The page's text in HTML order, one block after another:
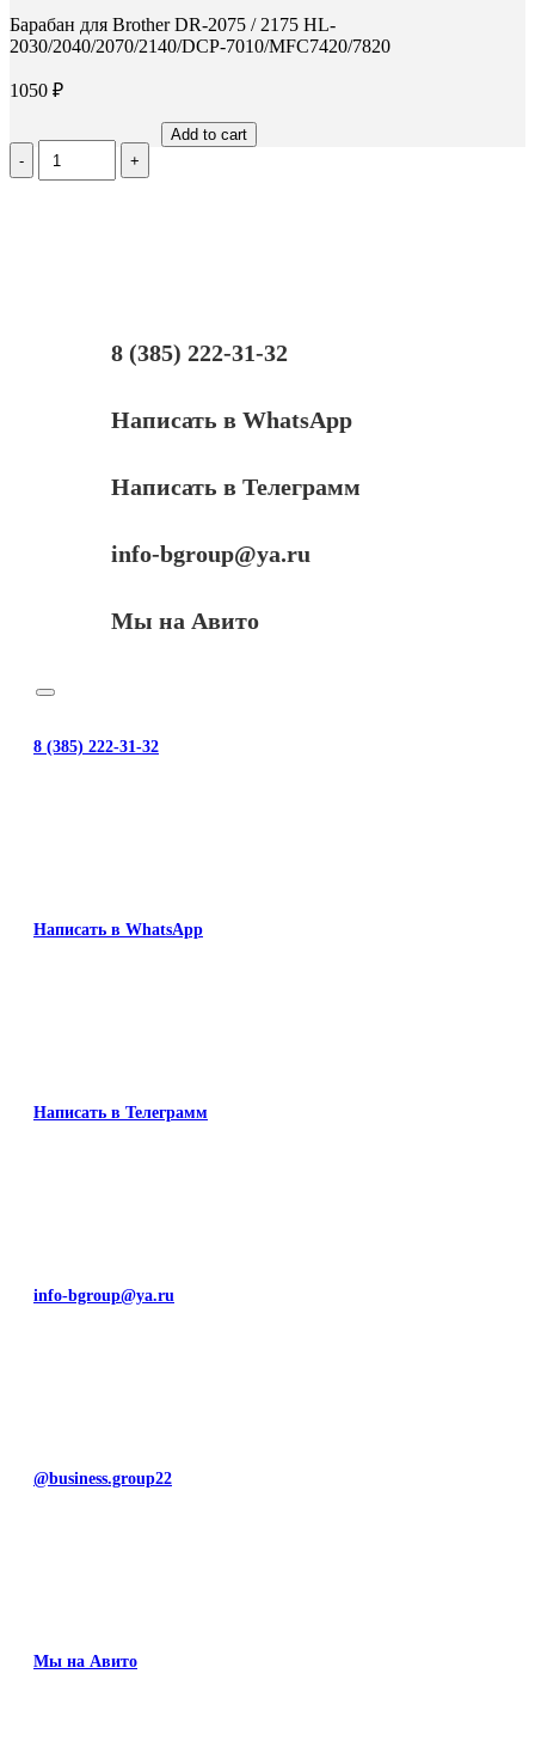
Барабан для Brother DR-2075 / 2175 HL-
2030/2040/2070/2140/DCP-7010/MFC7420/7820
1050 ₽
Количество
Барабан
2030/2040/2070/2140/DCP-
7010/MFC7420/7820
Add to cart
8 (385) 222-31-32
Написать в WhatsApp
Написать в Телеграмм
info-bgroup@ya.ru
Мы на Авито
8 (385) 222-31-32
Написать в WhatsApp
Написать в Телеграмм
info-bgroup@ya.ru
@business.group22
Мы на Авито